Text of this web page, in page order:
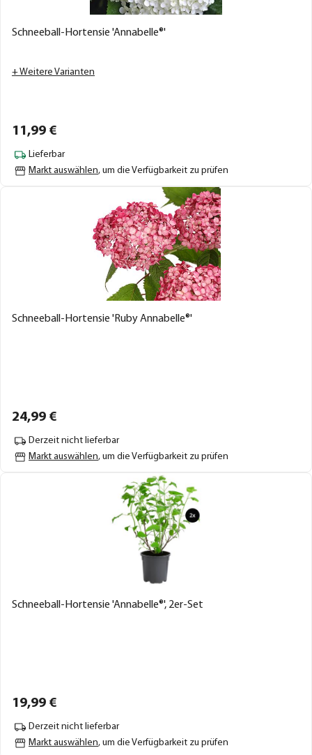
Schneeball-Hortensie 'Annabelle®'
+ Weitere Varianten
11,99 €
Lieferbar
Markt auswählen, um die Verfügbarkeit zu prüfen
Schneeball-Hortensie 'Ruby Annabelle®'
24,99 €
Derzeit nicht lieferbar
Markt auswählen, um die Verfügbarkeit zu prüfen
Schneeball-Hortensie 'Annabelle®', 2er-Set
19,99 €
Derzeit nicht lieferbar
Markt auswählen, um die Verfügbarkeit zu prüfen